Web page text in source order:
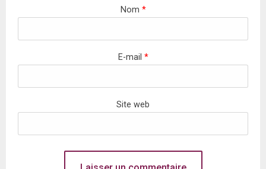
Nom *
E-mail *
Site web